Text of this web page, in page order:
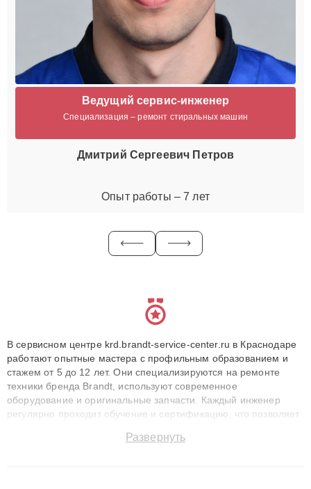
Ведущий сервис-инженер
Специализация – ремонт стиральных машин
Дмитрий Сергеевич Петров
Опыт работы – 7 лет
В сервисном центре krd.brandt-service-center.ru в Краснодаре
работают опытные мастера с профильным образованием и
стажем от 5 до 12 лет. Они специализируются на ремонте
техники бренда Brandt, используют современное
оборудование и оригинальные запчасти. Каждый инженер
регулярно проходит обучение и сертификацию, что позволяет
технику с сохранением гарантии до 3 лет. Наши мастера
Развернуть